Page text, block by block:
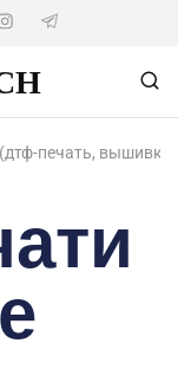
печать,